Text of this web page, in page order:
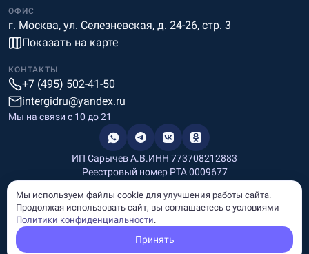
ОФИС
г. Москва, ул. Селезневская, д. 24-26, стр. 3
Показать на карте
КОНТАКТЫ
+7 (495) 502-41-50
intergidru@yandex.ru
Мы на связи c 10 до 21
ИП Сарычев А.В.ИНН 773708212883
Реестровый номер РТА 0009677
Информация, размещённая на сайте, носит информационный
характер и не является рекламой и публичной офертой.
Мы используем файлы cookie для улучшения работы сайта.
Продолжая использовать сайт, вы соглашаетесь с условиями
Политики конфиденциальности.
Принять